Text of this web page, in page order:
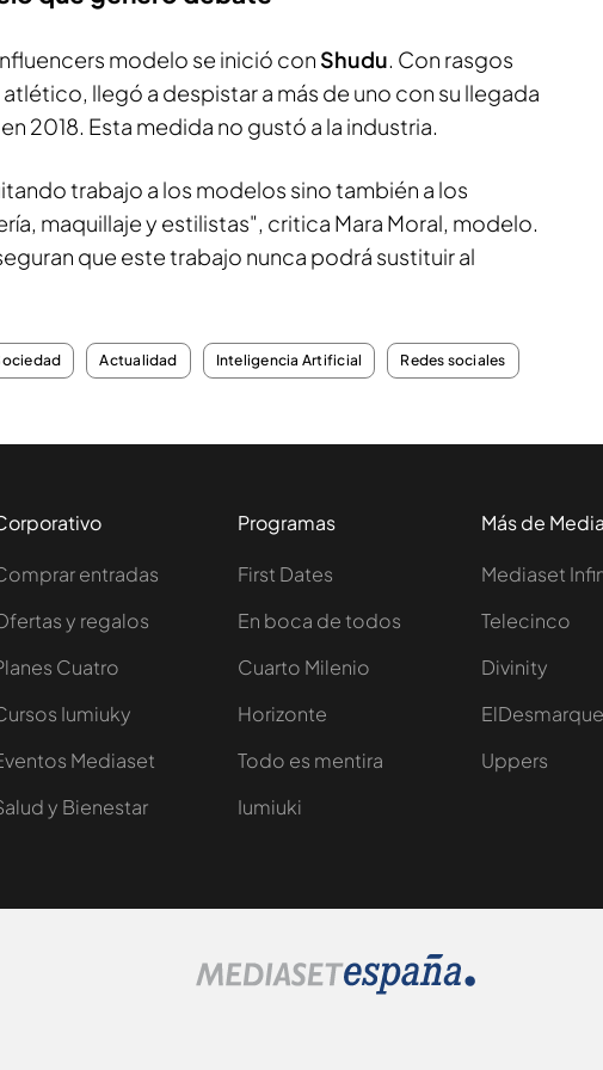
modelo se inició con Shudu. Con rasgos
llegó a despistar a más de uno con su llegada
2018. Esta medida no gustó a la industria.
trabajo a los modelos sino también a los
maquillaje y estilistas", critica Mara Moral, modelo.
que este trabajo nunca podrá sustituir al
Actualidad Inteligencia Artificial Redes sociales
entradas
y regalos
Cuatro
Iumiuky
Mediaset
y Bienestar
Programas
First Dates
En boca de todos
Cuarto Milenio
Horizonte
Todo es mentira
Iumiuki
Más de
Mediaset
Telecinco
Divinity
ElDesmarque
Uppers